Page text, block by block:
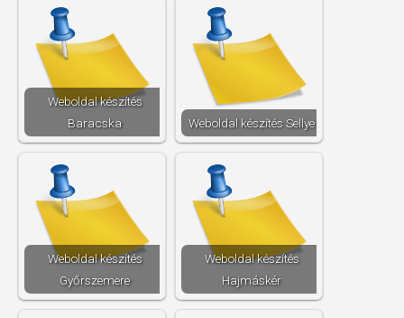
Weboldal készítés​
Baracska
Weboldal készítés​ Sellye
Weboldal készítés​
Győrszemere
Weboldal készítés​
Hajmáskér